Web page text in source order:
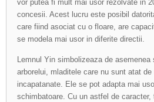
vor putea fi mult mai usor rezolvate in
concesii. Acest lucru este posibil
care fiind asociat cu o floare, are
se modela mai usor in diferite directii.
Lemnul Yin simbolizeaza de
arborelui, mladitele care nu sunt atat
incapatanate. Ele se pot adapta mai
schimbatoare. Cu un astfel de